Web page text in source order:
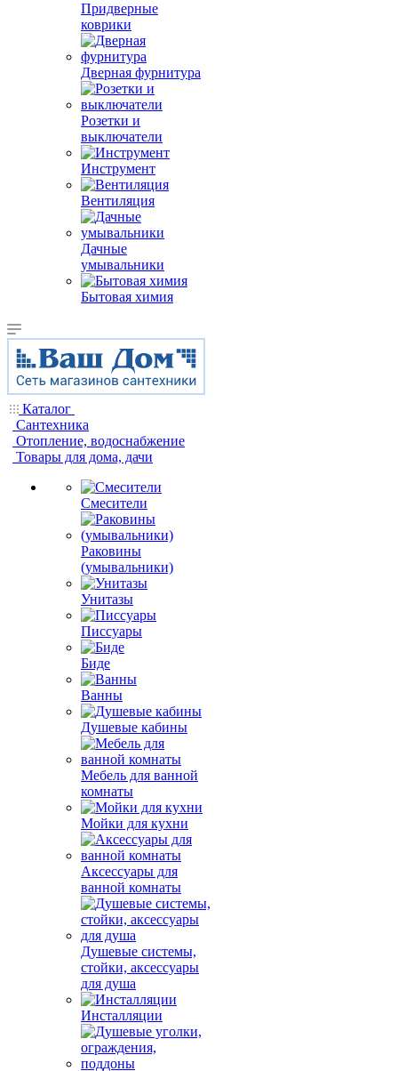
Придверные
коврики
Дверная фурнитура
Розетки и
выключатели
Инструмент
Вентиляция
Дачные
умывальники
Бытовая химия
Каталог
Сантехника
Отопление, водоснабжение
Товары для дома, дачи
Смесители
Раковины
(умывальники)
Унитазы
Писсуары
Биде
Ванны
Душевые кабины
Мебель для ванной
комнаты
Мойки для кухни
Аксессуары для
ванной комнаты
Душевые системы,
стойки, аксессуары
для душа
Инсталляции